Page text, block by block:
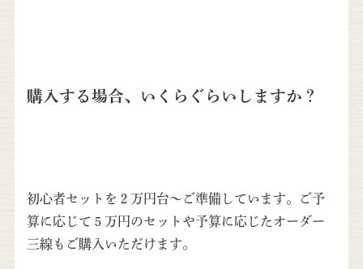
購入する場合、いくらぐらいしますか？
初心者セットを２万円台～ご準備しています。ご予
算に応じて５万円のセットや予算に応じたオーダー
三線もご購入いただけます。